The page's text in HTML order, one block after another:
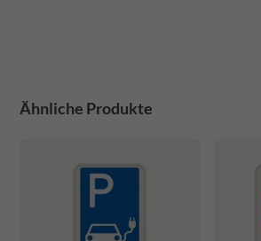
Ähnliche Produkte